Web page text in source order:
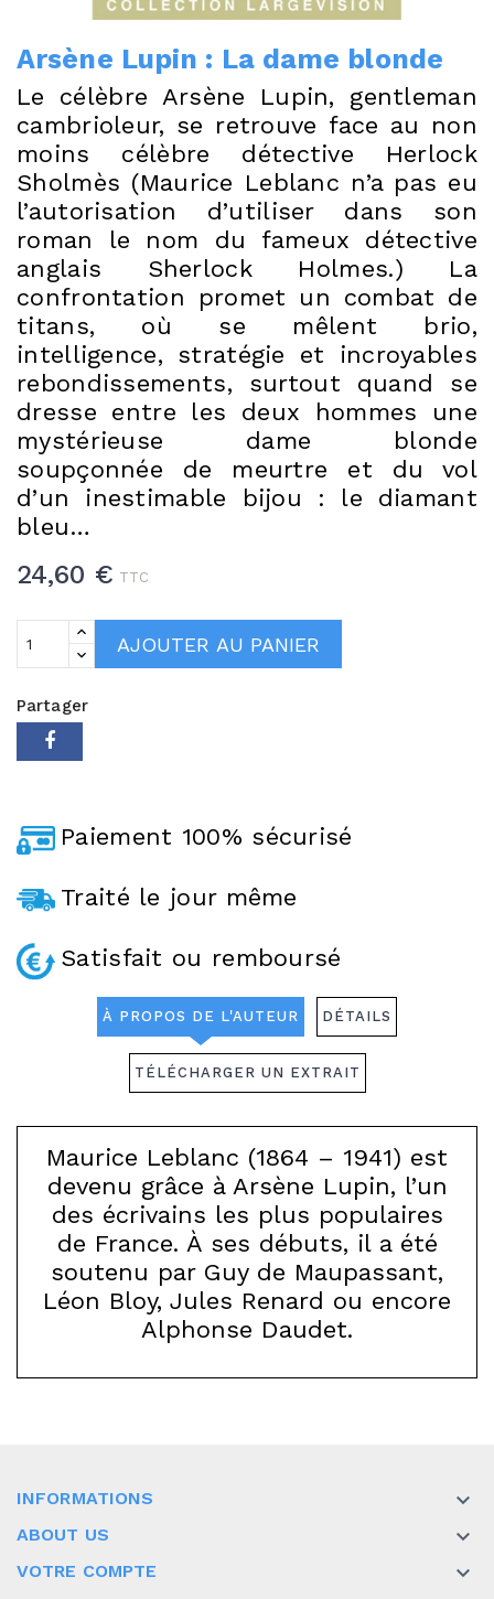
Arsène Lupin : La dame blonde
Le célèbre Arsène Lupin, gentleman
cambrioleur, se retrouve face au non
moins célèbre détective Herlock
Sholmès (Maurice Leblanc n’a pas eu
l’autorisation d’utiliser dans son
roman le nom du fameux détective
anglais Sherlock Holmes.) La
confrontation promet un combat de
titans, où se mêlent brio,
intelligence, stratégie et incroyables
rebondissements, surtout quand se
dresse entre les deux hommes une
mystérieuse dame blonde
soupçonnée de meurtre et du vol
d’un inestimable bijou : le diamant
bleu…
24,60 € TTC
AJOUTER AU PANIER
Partager
Paiement 100% sécurisé
Traité le jour même
Satisfait ou remboursé
À PROPOS DE L'AUTEUR DÉTAILS
TÉLÉCHARGER UN EXTRAIT
Maurice Leblanc (1864 – 1941) est
devenu grâce à Arsène Lupin, l’un
des écrivains les plus populaires
de France. À ses débuts, il a été
soutenu par Guy de Maupassant,
Léon Bloy, Jules Renard ou encore
Alphonse Daudet.
INFORMATIONS 
ABOUT US 
VOTRE COMPTE 